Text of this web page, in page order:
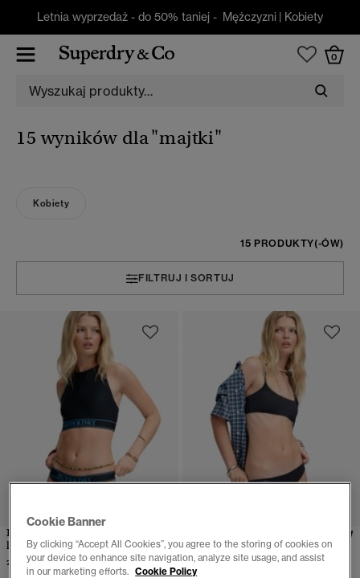
Letnia wyprzedaż - do 50% taniej - Mężczyzni | Kobiety
0
15 wyników dla"majtki"
Kobiety
15 PRODUKTY(-ÓW)
FILTRUJ I SORTUJ
Klasyczne majtki bikini z
logo
zł 129,00
zł 109,00
Cookie Banner
By clicking “Accept All Cookies”, you agree to the storing of cookies on
your device to enhance site navigation, analyze site usage, and assist
in our marketing efforts. Cookie Policy